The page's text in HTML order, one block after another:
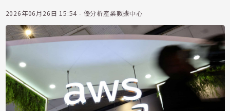
2026年06月26日 15:54 - 優分析產業數據中心